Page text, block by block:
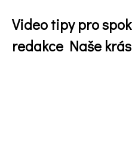
Video tipy pro
redakce Naše